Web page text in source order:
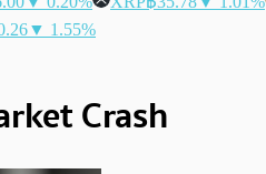
▼ 1.55%
Crash